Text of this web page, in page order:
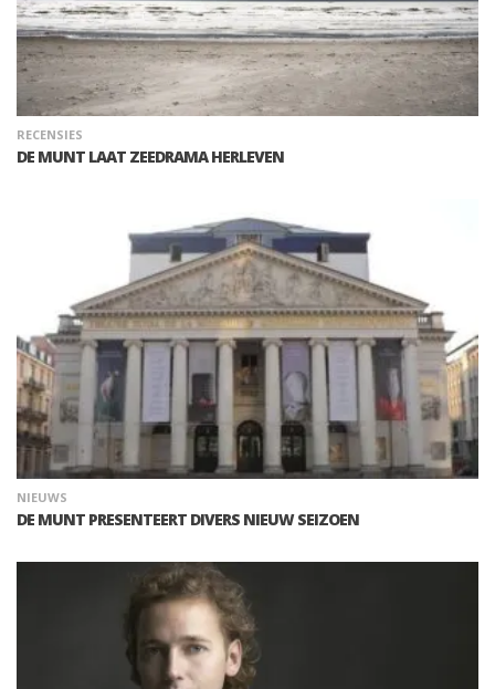
RECENSIES
DE MUNT LAAT ZEEDRAMA HERLEVEN
NIEUWS
DE MUNT PRESENTEERT DIVERS NIEUW SEIZOEN